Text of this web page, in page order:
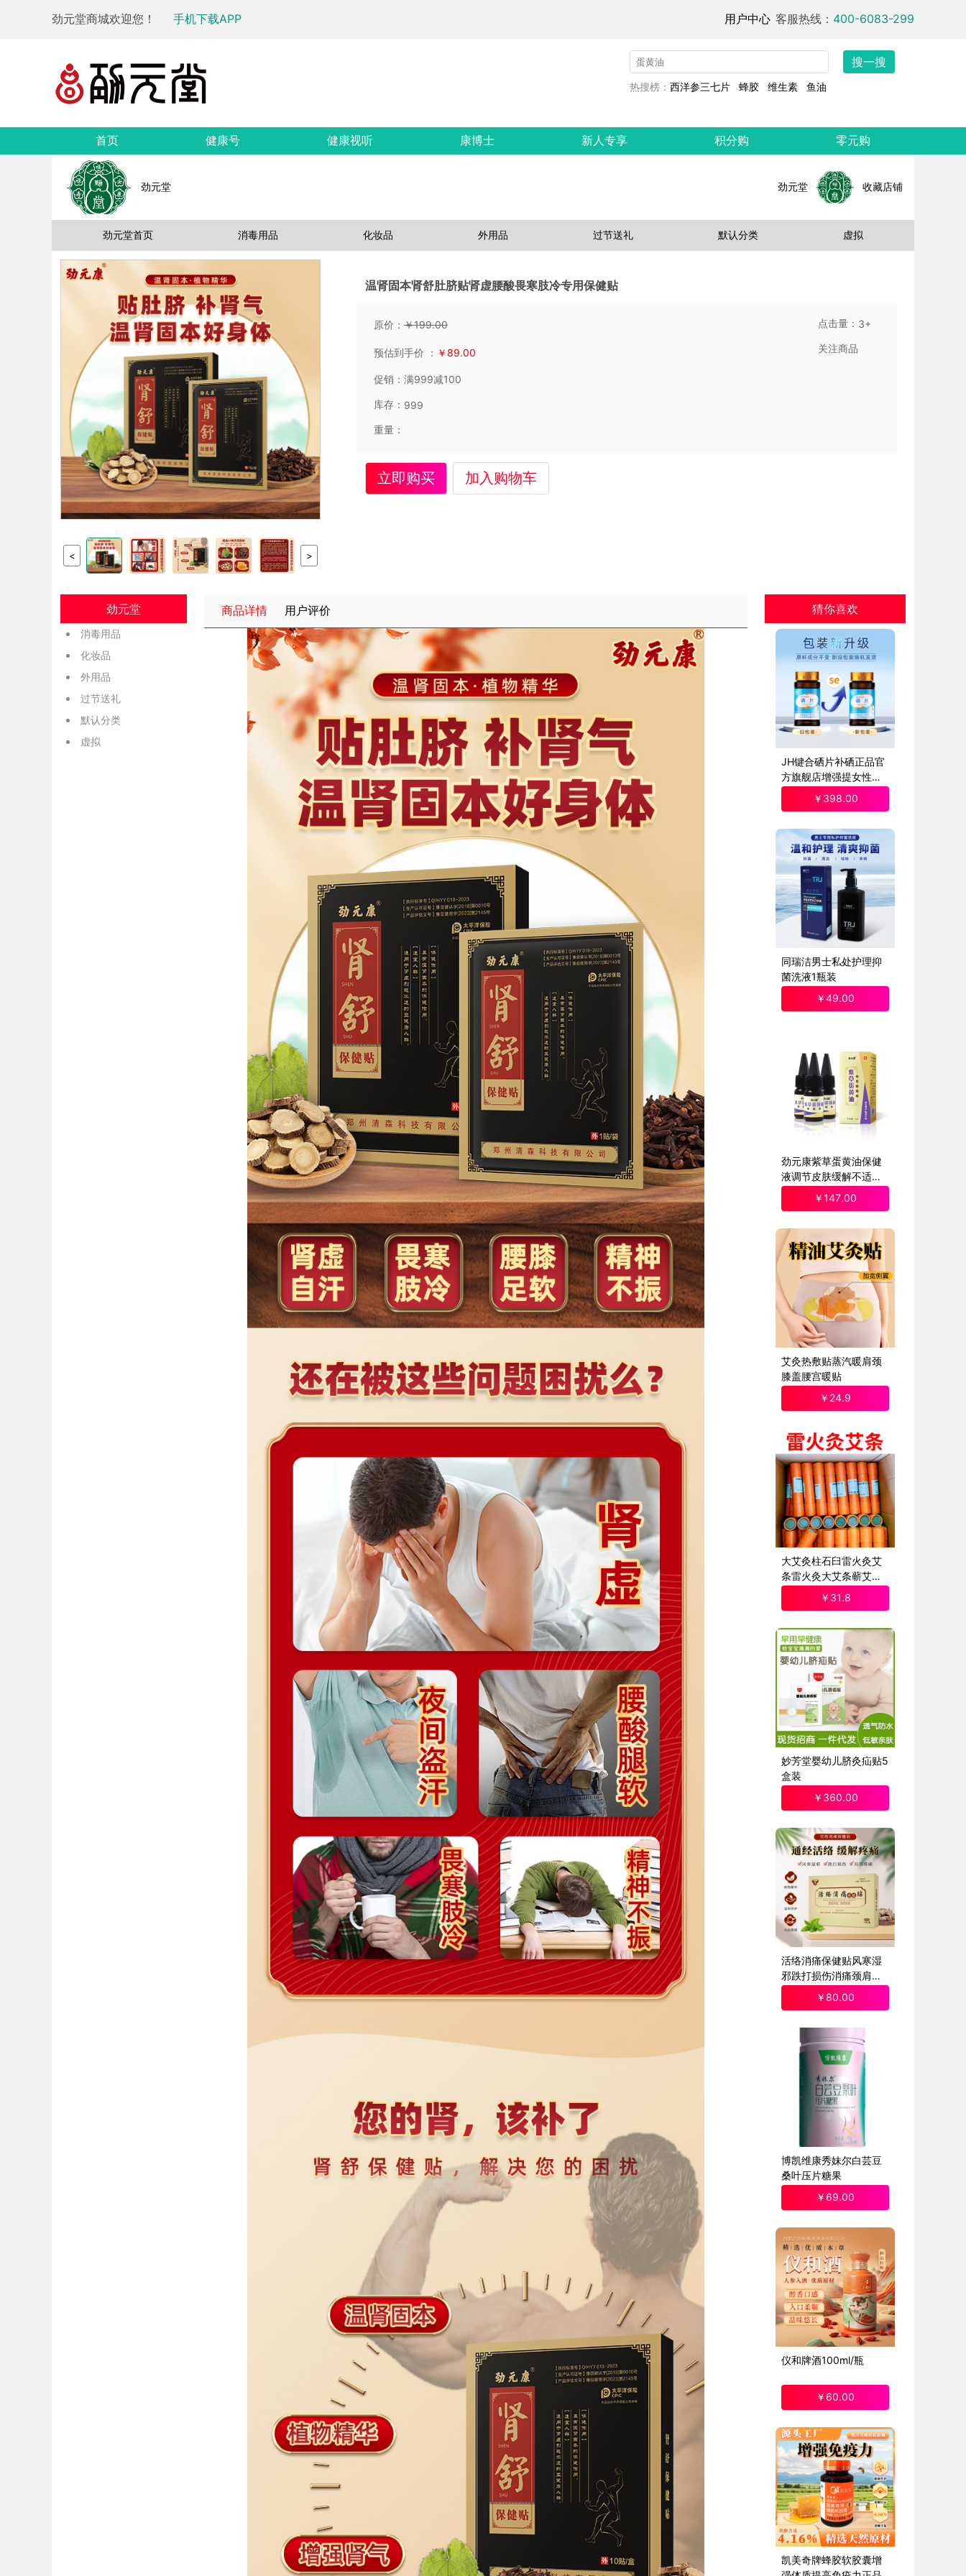
劲元堂商城欢迎您！ 手机下载APP 用户中心 客服热线： 400-6083-299
搜一搜
热搜榜： 西洋参三七片 蜂胶 维生素 鱼油
首页 健康号 健康视听 康博士 新人专享 积分购 零元购
劲元堂 劲元堂 收藏店铺
劲元堂首页 消毒用品 化妆品 外用品 过节送礼 默认分类 虚拟
< >
温肾固本肾舒肚脐贴肾虚腰酸畏寒肢冷专用保健贴
原价：￥199.00
预估到手价 ： ￥89.00
促销： 满999减100
库存： 999
重量：
点击量： 3+
关注商品
立即购买 加入购物车
劲元堂
消毒用品
化妆品
外用品
过节送礼
默认分类
虚拟
商品详情 用户评价 猜你喜欢
JH键合硒片补硒正品官
方旗舰店增强提女性免
疫抗有机非麦芽硒hpv
￥ 398.00
同瑞洁男士私处护理抑
菌洗液1瓶装
￥49.00
劲元康紫草蛋黄油保健
液调节皮肤缓解不适外
用|3瓶装
￥147.00
艾灸热敷贴蒸汽暖肩颈
膝盖腰宫暖贴
￥ 24.9
大艾灸柱石臼雷火灸艾
条雷火灸大艾条蕲艾雷
火灸艾条石磨雷火灸
￥ 31.8
妙芳堂婴幼儿脐灸疝贴5
盒装
￥ 360.00
活络消痛保健贴风寒湿
邪跌打损伤消痛颈肩腰
腿关节贴1盒装
￥80.00
博凯维康秀妹尔白芸豆
桑叶压片糖果
￥ 69.00
仪和牌酒100ml/瓶
￥ 60.00
凯美奇牌蜂胶软胶囊增